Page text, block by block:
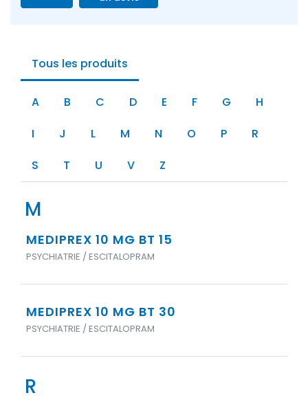
Tous les produits
A B C D E F G
H
I
J L M N O P
R
S
T U V Z
M
MEDIPREX 10 MG BT 15
PSYCHIATRIE / ESCITALOPRAM
MEDIPREX 10 MG BT 30
PSYCHIATRIE / ESCITALOPRAM
R